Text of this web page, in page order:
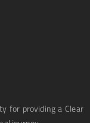
for providing a Clear